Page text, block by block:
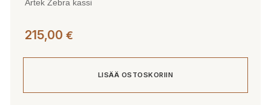
Artek Zebra kassi
215,00 €
LISÄÄ OSTOSKORIIN